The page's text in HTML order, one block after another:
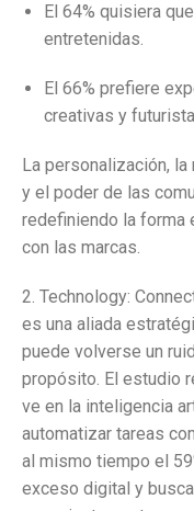
El 64% quisiera
entretenidas.
El 66% prefiere
creativas y
La personalización,
y el poder de las
redefiniendo la forma
con las marcas.
2. Technology:
es una aliada
puede volverse un
propósito. El estudio
ve en la inteligencia
automatizar tareas
al mismo tiempo el
exceso digital y